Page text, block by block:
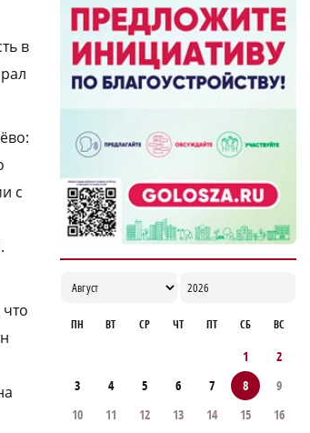
в
с
В Керженском заповеднике появился
новый кот Степан
11:18
ПН ВТ СР ЧТ ПТ СБ ВС
1
2
3
4 5 6 7 8
9
10
11 12 13 14 15
16